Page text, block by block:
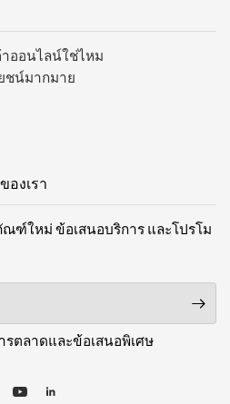
ออนไลน์ใช่ไหม
ชน์มากมาย
องเรา
ฑ์ใหม่ ข้อเสนอบริการ และโปรโม
รตลาดและข้อเสนอพิเศษ